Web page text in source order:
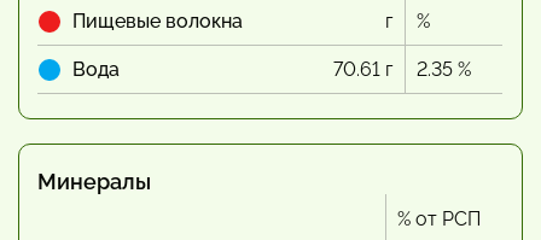
Пищевые волокна г %
Вода 70.61 г 2.35 %
Минералы
% от РСП